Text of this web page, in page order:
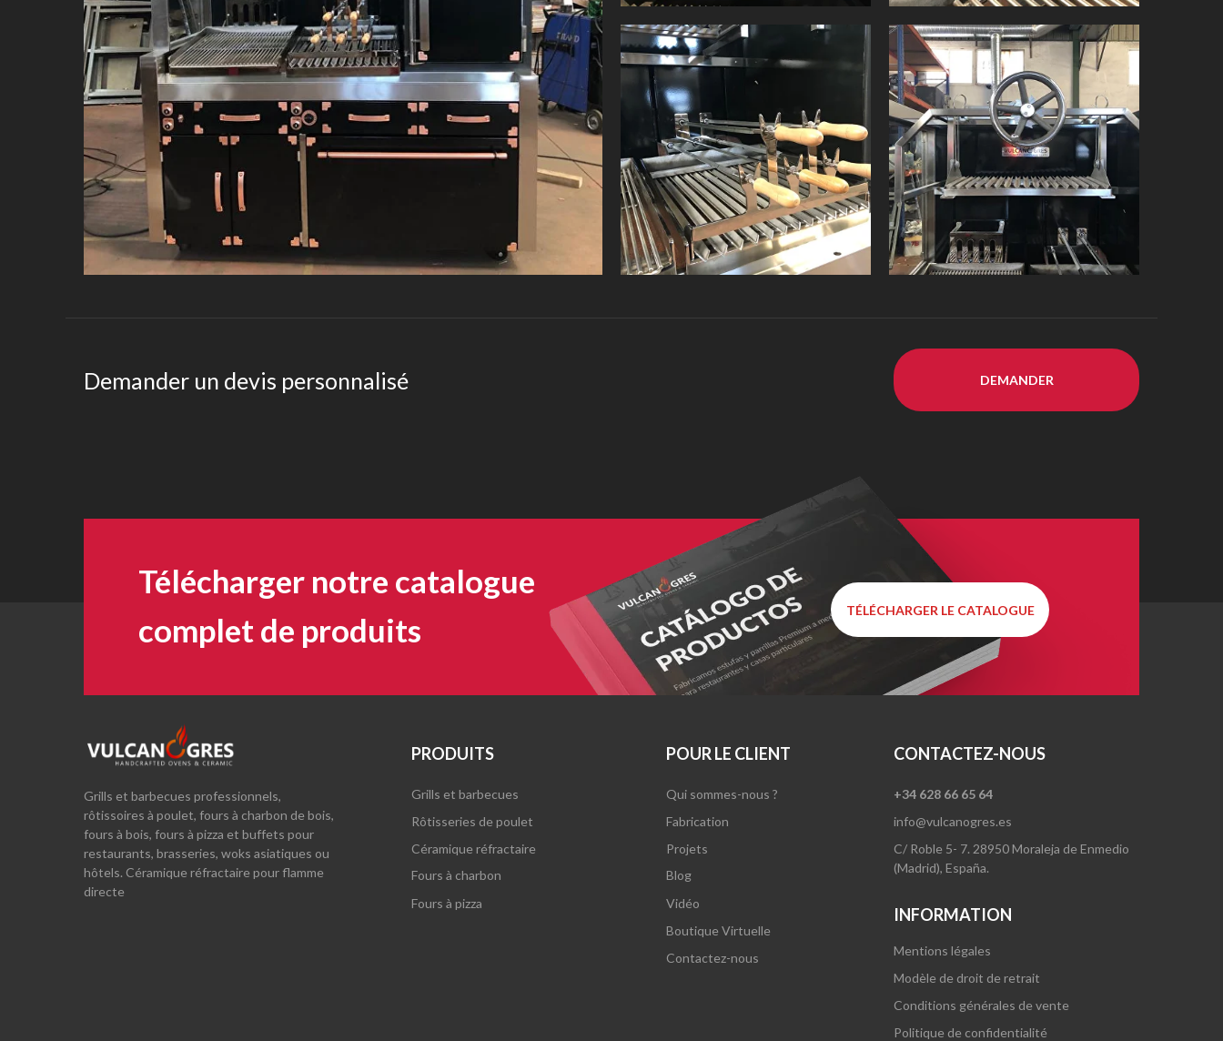
Demander un devis personnalisé DEMANDER
Télécharger notre catalogue
complet de produits
TÉLÉCHARGER LE CATALOGUE
Grills et barbecues professionnels,
rôtissoires à poulet, fours à charbon de bois,
fours à bois, fours à pizza et buffets pour
restaurants, brasseries, woks asiatiques ou
hôtels. Céramique réfractaire pour flamme
directe
Grills et barbecues
Rôtisseries de poulet
Céramique réfractaire
Fours à charbon
PRODUITS
Fours à pizza
Politique de confidentialité
Qui sommes-nous ?
Fabrication
Projets
Blog
POUR LE CLIENT
Vidéo
+34 628 66 65 64
info@vulcanogres.es
C/ Roble 5- 7. 28950 Moraleja de Enmedio
(Madrid), España.
CONTACTEZ-NOUS
Boutique Virtuelle
Mentions légales
Modèle de droit de retrait
Conditions générales de vente
INFORMATION
Contactez-nous